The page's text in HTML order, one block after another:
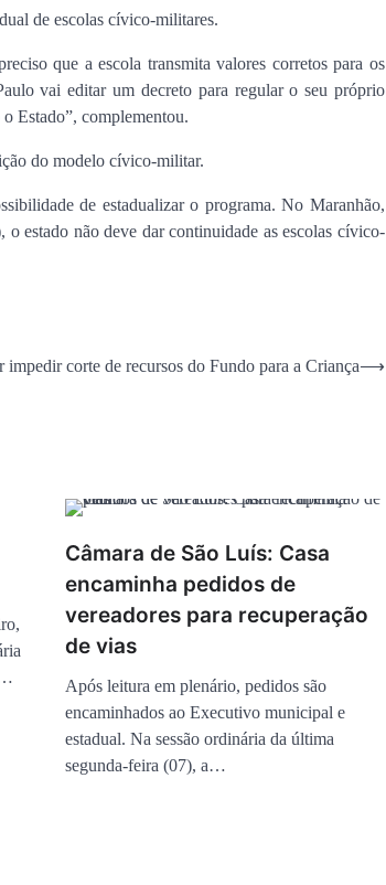
de escolas cívico-militares.
que a escola transmita valores corretos para os
vai editar um decreto para regular o seu próprio
Estado”, complementou.
do modelo cívico-militar.
de estadualizar o programa. No Maranhão,
o estado não deve dar continuidade as escolas cívico-
impedir corte de recursos do Fundo para a Criança⟶
Câmara de São Luís: Casa
encaminha pedidos de
vereadores para recuperação
de vias
Após leitura em plenário, pedidos são
encaminhados ao Executivo municipal e
estadual. Na sessão ordinária da última
segunda-feira (07), a…